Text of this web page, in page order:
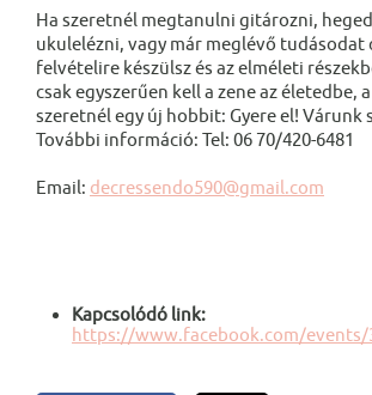
Ha szeretnél megtanulni gitározni,
ukulelézni, vagy már meglévő tudásodat
felvételire készülsz és az elméleti
csak egyszerűen kell a zene az életedbe,
szeretnél egy új hobbit: Gyere el! Várunk
További információ: Tel: 06 70/420-6481
Email: decressendo590@gmail.com
Kapcsolódó link:
https://www.facebook.com/events/